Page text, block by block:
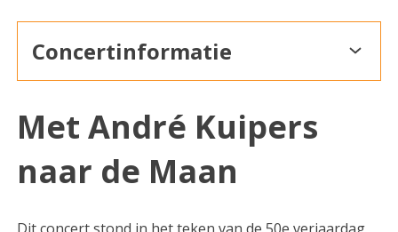
Concertinformatie
Met André Kuipers
naar de Maan